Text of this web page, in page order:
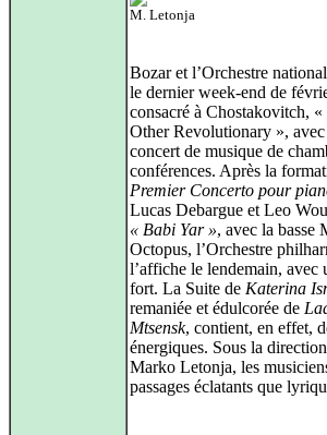
M. Letonja
Bozar et l’Orchestre
le dernier week‑end de
consacré à Chostakovitch,
Other Revolutionary »,
concert de musique de
conférences. Après la
Premier Concerto pour
Lucas Debargue et Leo
« Babi Yar », avec la
Octopus, l’Orchestre
l’affiche le lendemain, avec
fort. La Suite de Katerina
remaniée et édulcorée de
Mtsensk, contient, en effet,
énergiques. Sous la
Marko Letonja, les
passages éclatants que